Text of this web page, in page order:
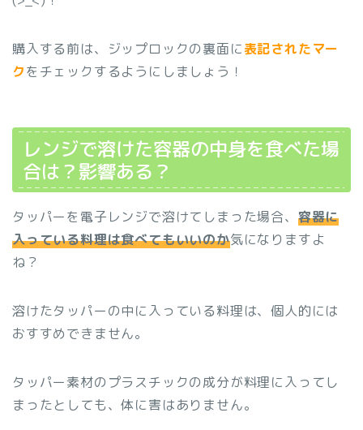
購入する前は、ジップロックの裏面に表記されたマー
クをチェックするようにしましょう！
レンジで溶けた容器の中身を食べた場
合は？影響ある？
タッパーを電子レンジで溶けてしまった場合、 容器に
入っている料理は食べてもいいのか気になりますよ
ね？
溶けたタッパーの中に入っている料理は、個人的には
おすすめできません。
タッパー素材のプラスチックの成分が料理に入ってし
まったとしても、体に害はありません。